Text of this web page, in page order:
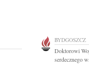
BYDGOSZCZ
Doktorowi
serdecznego